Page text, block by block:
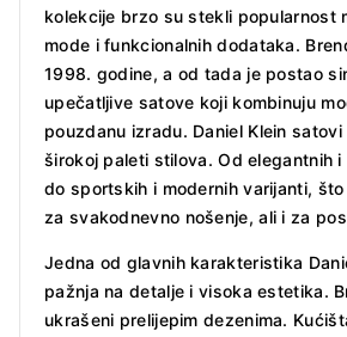
kolekcije brzo su stekli popularnost
mode i funkcionalnih dodataka.
1998. godine, a od tada je postao
upečatljive satove koji kombinuju
pouzdanu izradu. Daniel Klein
širokoj paleti stilova. Od elegantnih i
do sportskih i modernih varijanti,
za svakodnevno nošenje, ali i za
Jedna od glavnih karakteristika
pažnja na detalje i visoka estetika.
ukrašeni prelijepim dezenima.